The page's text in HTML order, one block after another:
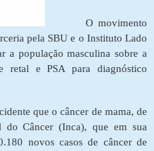
O movimento
pela SBU e o Instituto Lado
a população masculina sobre a
retal e PSA para diagnóstico
que o câncer de mama, de
Câncer (Inca), que em sua
novos casos de câncer de